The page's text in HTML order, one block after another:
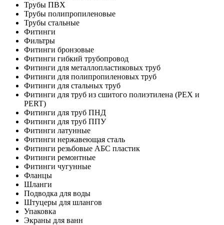
Трубы ПВХ
Трубы полипропиленовые
Трубы стальные
Фитинги
Фильтры
Фитинги бронзовые
Фитинги гибкий трубопровод
Фитинги для металлопластиковых труб
Фитинги для полипропиленовых труб
Фитинги для стальных труб
Фитинги для труб из сшитого полиэтилена (PEX и
PERT)
Фитинги для труб ПНД
Фитинги для труб ППУ
Фитинги латунные
Фитинги нержавеющая сталь
Фитинги резьбовые АБС пластик
Фитинги ремонтные
Фитинги чугунные
Фланцы
Шланги
Подводка для воды
Штуцеры для шлангов
Упаковка
Экраны для ванн